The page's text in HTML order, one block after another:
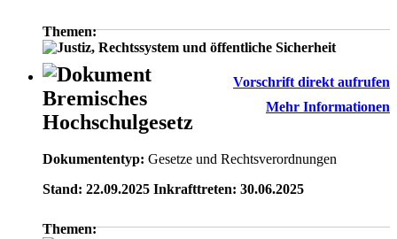
Themen:
Vorschrift direkt aufrufen
Mehr Informationen
Bremisches
Hochschulgesetz
Dokumententyp: Gesetze und Rechtsverordnungen
Stand: 22.09.2025 Inkrafttreten: 30.06.2025
Themen: